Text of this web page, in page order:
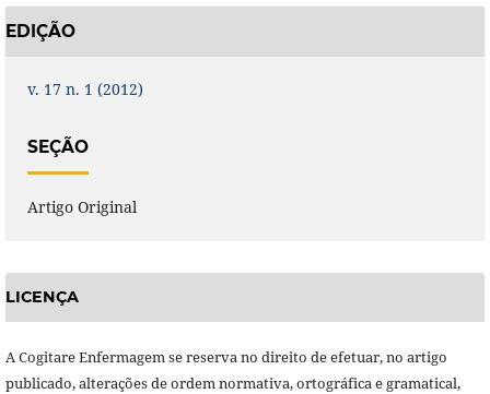
EDIÇÃO
v. 17 n. 1 (2012)
SEÇÃO
Artigo Original
LICENÇA
A Cogitare Enfermagem se reserva no direito de efetuar, no artigo
publicado, alterações de ordem normativa, ortográfica e gramatical,